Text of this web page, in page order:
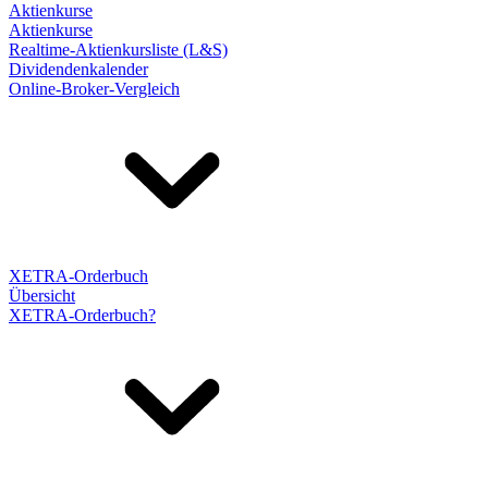
Aktienkurse
Aktienkurse
Realtime-Aktienkursliste (L&S)
Dividendenkalender
Online-Broker-Vergleich
XETRA-Orderbuch
Übersicht
XETRA-Orderbuch?